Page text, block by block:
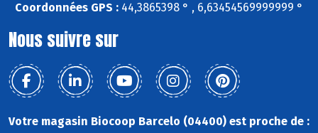
Coordonnées GPS : 44,3865398 ° , 6,63454569999999 °
Nous suivre sur
Votre magasin Biocoop Barcelo (04400) est proche de :